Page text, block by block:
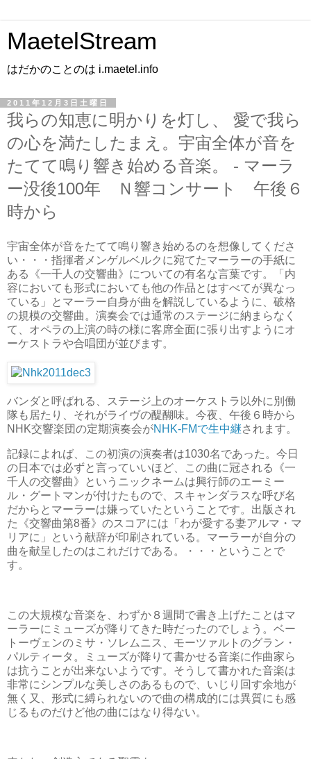
MaetelStream
はだかのことのは i.maetel.info
2011年12月3日土曜日
我らの知恵に明かりを灯し、 愛で我ら
の心を満たしたまえ。宇宙全体が音を
たてて鳴り響き始める音楽。 - マーラ
ー没後100年 Ｎ響コンサート 午後６
時から
宇宙全体が音をたてて鳴り響き始めるのを想像してくださ
い・・・指揮者メンゲルベルクに宛てたマーラーの手紙に
ある《一千人の交響曲》についての有名な言葉です。「内
容においても形式においても他の作品とはすべてが異なっ
ている」とマーラー自身が曲を解説しているように、破格
の規模の交響曲。演奏会では通常のステージに納まらなく
て、オペラの上演の時の様に客席全面に張り出すようにオ
ーケストラや合唱団が並びます。
バンダと呼ばれる、ステージ上のオーケストラ以外に別働
隊も居たり、それがライヴの醍醐味。今夜、午後６時から
NHK交響楽団の定期演奏会がNHK-FMで生中継されます。
記録によれば、この初演の演奏者は1030名であった。今日
の日本では必ずと言っていいほど、この曲に冠される《一
千人の交響曲》というニックネームは興行師のエーミー
ル・グートマンが付けたもので、スキャンダラスな呼び名
だからとマーラーは嫌っていたということです。出版され
た《交響曲第8番》のスコアには「わが愛する妻アルマ・マ
リアに」という献辞が印刷されている。マーラーが自分の
曲を献呈したのはこれだけである。・・・ということで
す。
この大規模な音楽を、わずか８週間で書き上げたことはマ
ーラーにミューズが降りてきた時だったのでしょう。ベー
トーヴェンのミサ・ソレムニス、モーツァルトのグラン・
パルティータ。ミューズが降りて書かせる音楽に作曲家ら
は抗うことが出来ないようです。そうして書かれた音楽は
非常にシンプルな美しさのあるもので、いじり回す余地が
無く又、形式に縛られないので曲の構成的には異質にも感
じるものだけど他の曲にはなり得ない。